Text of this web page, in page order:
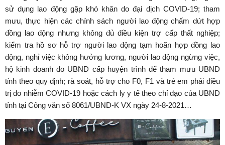
sử dụng lao động gặp khó khăn do đại dịch COVID-19; tham
mưu, thực hiện các chính sách người lao động chấm dứt hợp
đồng lao động nhưng không đủ điều kiện trợ cấp thất nghiệp;
kiểm tra hồ sơ hỗ trợ người lao động tạm hoãn hợp đồng lao
động, nghỉ việc không hưởng lương, người lao động ngừng việc,
hộ kinh doanh do UBND cấp huyện trình để tham mưu UBND
tỉnh theo quy định; rà soát, hỗ trợ cho F0, F1 và trẻ em phải điều
trị do nhiễm COVID-19 hoặc cách ly y tế theo chỉ đạo của UBND
tỉnh tại Công văn số 8061/UBND-K VX ngày 24-8-2021…